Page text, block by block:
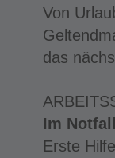
Von
das
Im
Erste